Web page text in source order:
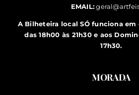
EMAIL:
A Bilheteira local SÓ funciona em
das 18h00 às 21h30 e aos
17h30.
MORADA